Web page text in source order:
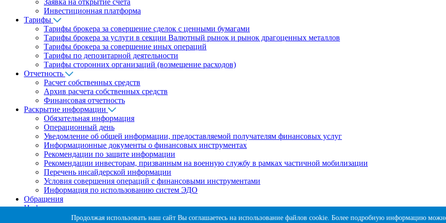
Инвестиционная платформа
Тарифы
Тарифы брокера за совершение сделок с ценными бумагами
Тарифы брокера за услуги в секции Валютный рынок и рынок драгоценных металлов
Тарифы брокера за совершение иных операций
Тарифы по депозитарной деятельности
Тарифы сторонних организаций (возмещение расходов)
Отчетность
Расчет собственных средств
Архив расчета собственных средств
Финансовая отчетность
Раскрытие информации
Обязательная информация
Операционный день
Уведомление об общей информации, предоставляемой получателям финансовых услуг
Информационные документы о финансовых инструментах
Рекомендации по защите информации
Рекомендации инвесторам, призванным на военную службу в рамках частичной мобилизации
Перечень инсайдерской информации
Условия совершения операций с финансовыми инструментами
Информация по использованию систем ЭДО
Обращения
Цифровые свидетельства
Личный кабинетПродолжая использовать наш сайт Вы соглашаетесь на использование файлов cookie. Более подробную информацию